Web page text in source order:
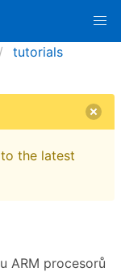
tutorials
the latest
ARM procesorů